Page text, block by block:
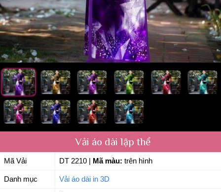
Vải áo dài lập thể
Mã Vải DT 2210 Mã màu: trên hình
Danh mục Vải áo dài in 3D